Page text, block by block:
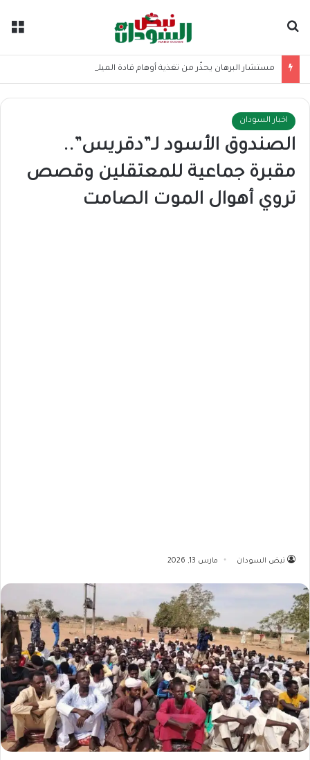
مستشار البرهان يحذّر من تغذية أوهام قادة الميليشيا
اخبار السودان
الصندوق الأسود لـ”دقريس”..
مقبرة جماعية للمعتقلين وقصص
تروي أهوال الموت الصامت
نبض السودان مارس 13, 2026